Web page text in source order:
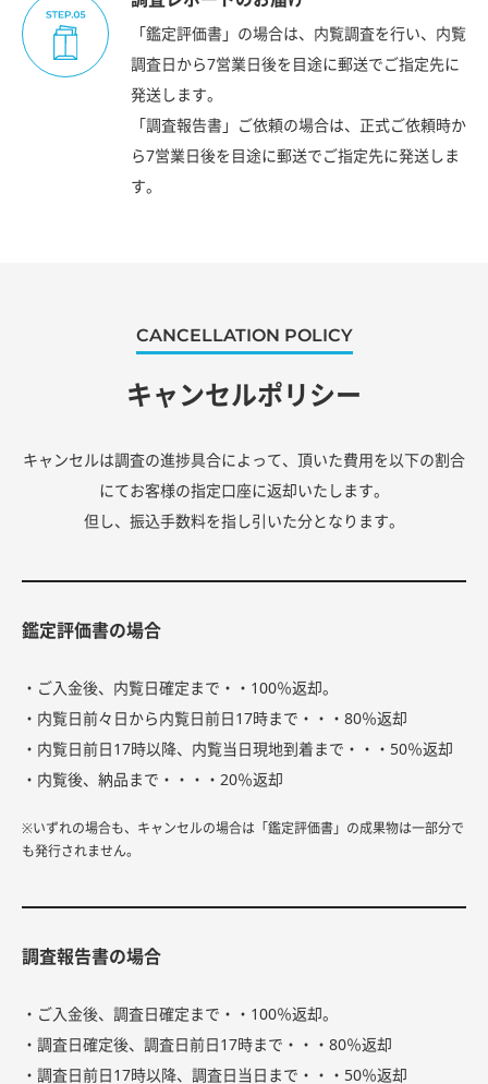
「鑑定評価書」の場合は、内覧調査を行い、内覧
調査日から7営業日後を目途に郵送でご指定先に
発送します。
「調査報告書」ご依頼の場合は、正式ご依頼時か
ら7営業日後を目途に郵送でご指定先に発送しま
す。
CANCELLATION POLICY
キャンセルポリシー
キャンセルは調査の進捗具合によって、頂いた費用を以下の割合
にてお客様の指定口座に返却いたします。
但し、振込手数料を指し引いた分となります。
鑑定評価書の場合
・ご入金後、内覧日確定まで・・100％返却。
・内覧日前々日から内覧日前日17時まで・・・80％返却
・内覧日前日17時以降、内覧当日現地到着まで・・・50％返却
・内覧後、納品まで・・・・20％返却
※いずれの場合も、キャンセルの場合は「鑑定評価書」の成果物は一部分で
も発行されません。
調査報告書の場合
・ご入金後、調査日確定まで・・100％返却。
・調査日確定後、調査日前日17時まで・・・80％返却
・調査日前日17時以降、調査日当日まで・・・50％返却